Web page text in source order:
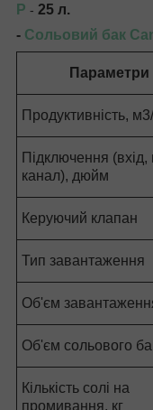
P - 25 л.
- Сольовий бак
Параметри
Продуктивність, м3
Підключення (вхід,
канал), дюйм
Керуючий клапан
Тип завантаження
Об'єм
Об'єм сольового
Кількість солі на
промивання, кг